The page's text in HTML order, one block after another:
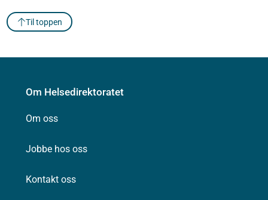
Til toppen
Om Helsedirektoratet
Om oss
Jobbe hos oss
Kontakt oss